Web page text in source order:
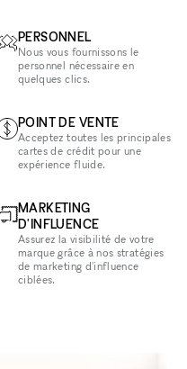
PERSONNEL
Nous vous fournissons le
personnel nécessaire en
quelques clics.
POINT DE VENTE
Acceptez toutes les principales
cartes de crédit pour une
expérience fluide.
MARKETING
D'INFLUENCE
Assurez la visibilité de votre
marque grâce à nos stratégies
de marketing d'influence
ciblées.